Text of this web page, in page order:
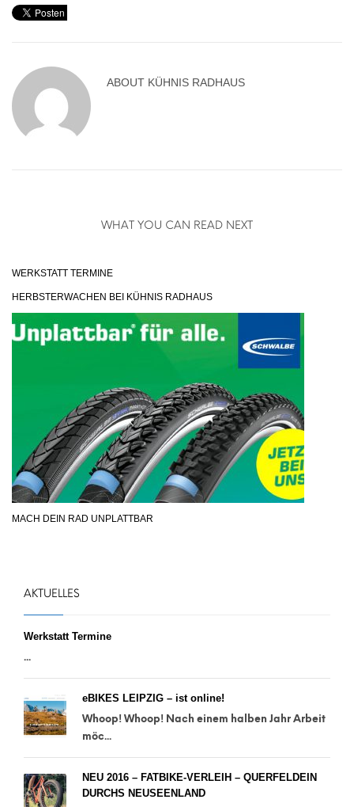
ABOUT KÜHNIS RADHAUS
WHAT YOU CAN READ NEXT
WERKSTATT TERMINE
HERBSTERWACHEN BEI KÜHNIS RADHAUS
MACH DEIN RAD UNPLATTBAR
AKTUELLES
Werkstatt Termine
...
eBIKES LEIPZIG – ist online!
Whoop! Whoop! Nach einem halben Jahr Arbeit
möc...
NEU 2016 – FATBIKE-VERLEIH – QUERFELDEIN
DURCHS NEUSEENLAND